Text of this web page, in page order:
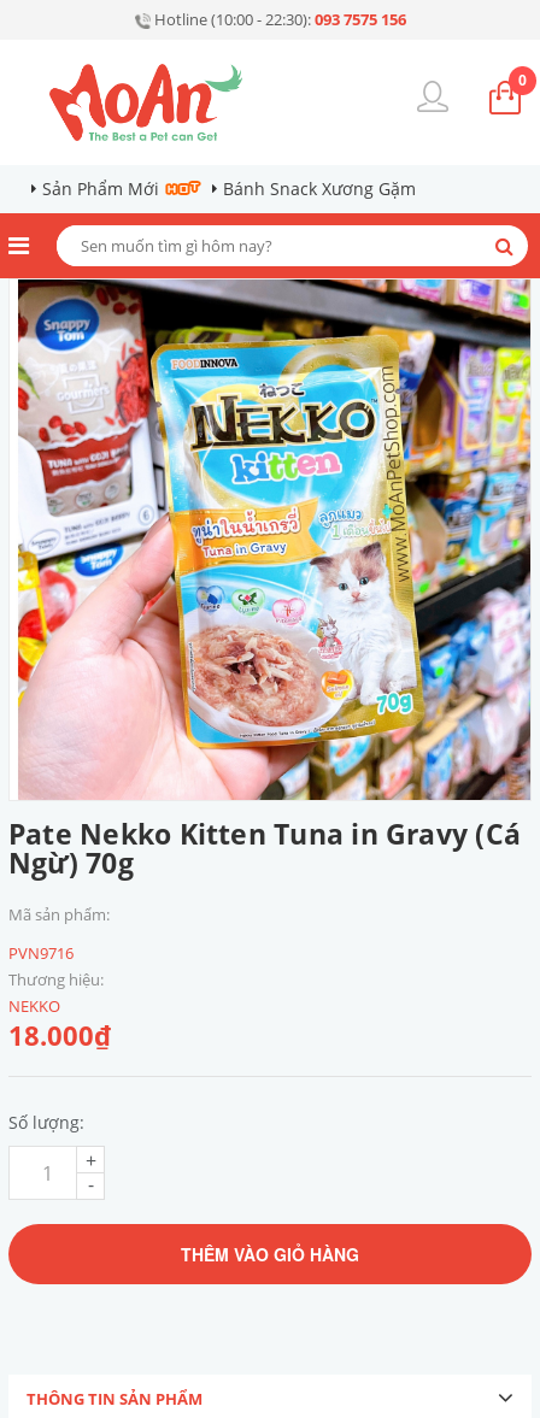
Hotline (10:00 - 22:30):093 7575 156
0
Sản Phẩm Mới Bánh Snack Xương Gặm
Pate Nekko Kitten Tuna in Gravy (Cá
Ngừ) 70g
Mã sản phẩm:
PVN9716
Thương hiệu:
NEKKO
18.000₫
Số lượng:
-
+
THÊM VÀO GIỎ HÀNG
THÔNG TIN SẢN PHẨM